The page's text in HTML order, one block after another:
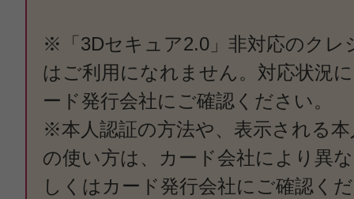
※「3Dセキュア2.0」非対応のクレ
はご利用になれません。対応状況
ード発行会社にご確認ください。
※本人認証の方法や、表示される本
の使い方は、カード会社により異
しくはカード発行会社にご確認く